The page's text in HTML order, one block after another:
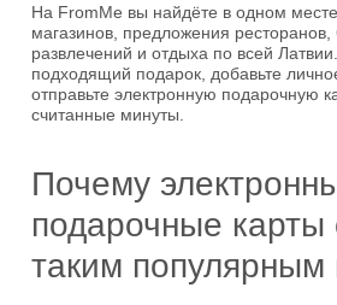
На FromMe вы найдёте в одном
магазинов, предложения
развлечений и отдыха по всей
подходящий подарок, добавьте
отправьте электронную подарочную
считанные минуты.
Почему
подарочные карты
таким популярным